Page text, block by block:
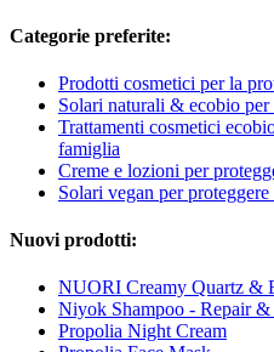
Categorie preferite:
Prodotti cosmetici per la
Solari naturali & ecobio per
Trattamenti cosmetici
famiglia
Creme e lozioni per
Solari vegan per
Nuovi prodotti:
NUORI Creamy Quartz &
Niyok Shampoo - Repair &
Propolia Night Cream